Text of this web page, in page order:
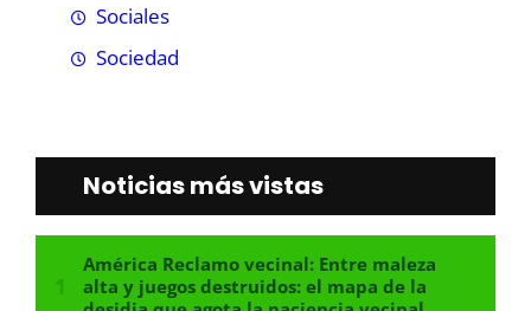
Sociales
Sociedad
Noticias más vistas